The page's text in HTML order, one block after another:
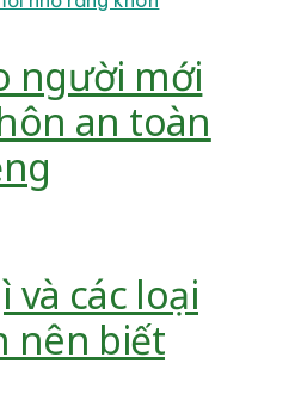
người mới
an toàn
và các loại
nên biết